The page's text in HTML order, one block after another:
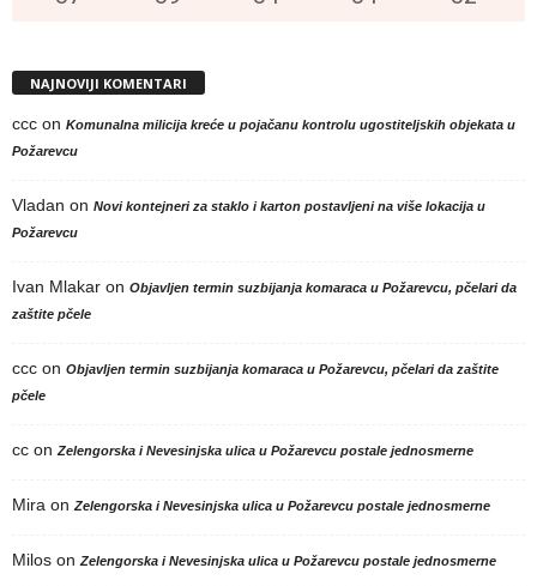
NAJNOVIJI KOMENTARI
ccc on Komunalna milicija kreće u pojačanu kontrolu ugostiteljskih objekata u
Požarevcu
Vladan on Novi kontejneri za staklo i karton postavljeni na više lokacija u
Požarevcu
Ivan Mlakar on Objavljen termin suzbijanja komaraca u Požarevcu, pčelari da
zaštite pčele
ccc on Objavljen termin suzbijanja komaraca u Požarevcu, pčelari da zaštite
pčele
cc on Zelengorska i Nevesinjska ulica u Požarevcu postale jednosmerne
Mira on Zelengorska i Nevesinjska ulica u Požarevcu postale jednosmerne
Milos on Zelengorska i Nevesinjska ulica u Požarevcu postale jednosmerne